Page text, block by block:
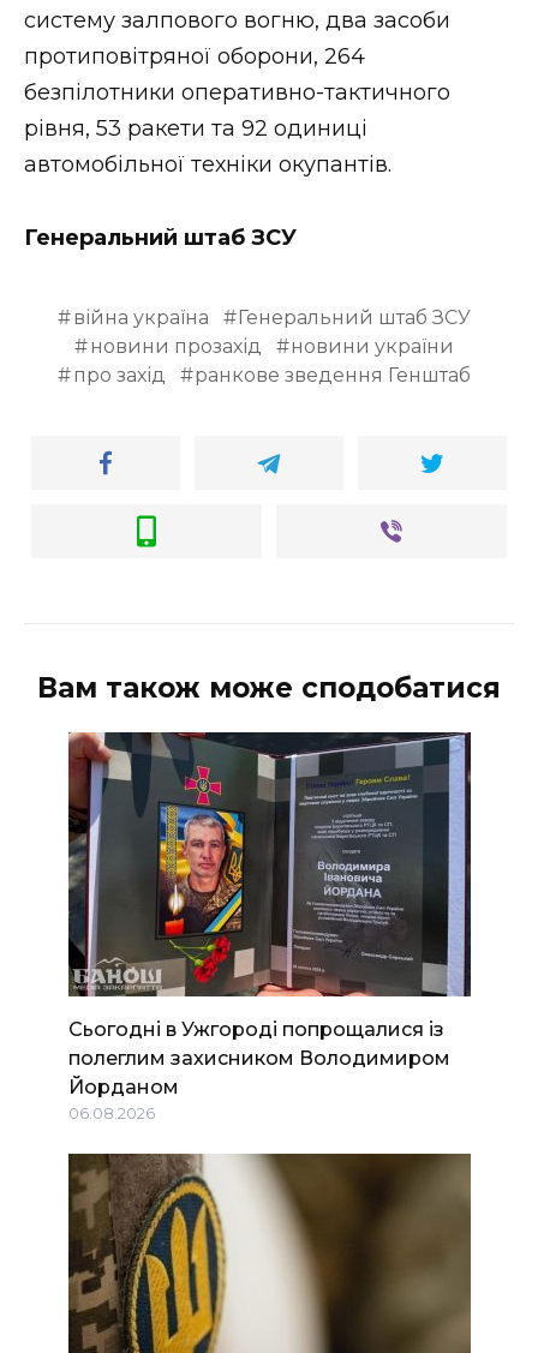
систему залпового вогню, два засоби
протиповітряної оборони, 264
безпілотники оперативно-тактичного
рівня, 53 ракети та 92 одиниці
автомобільної техніки окупантів.
Генеральний штаб ЗСУ
війна україна
Генеральний штаб ЗСУ
новини прозахід
новини україни
про захід
ранкове зведення Генштаб
Вам також може сподобатися
Сьогодні в Ужгороді попрощалися із
полеглим захисником Володимиром
Йорданом
06.08.2026